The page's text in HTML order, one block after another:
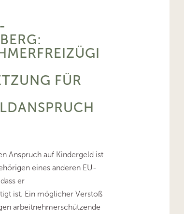
FÜR
Anspruch auf Kindergeld ist
eines anderen EU-
er
ist. Ein möglicher Verstoß
arbeitnehmerschützende